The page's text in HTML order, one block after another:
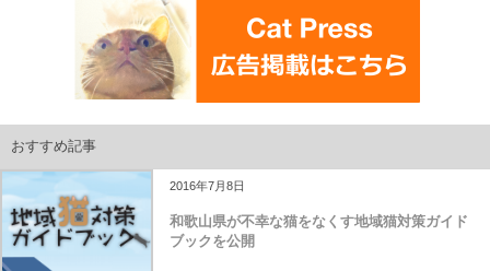
おすすめ記事
2016年7月8日
和歌山県が不幸な猫をなくす地域猫対策ガイド
ブックを公開